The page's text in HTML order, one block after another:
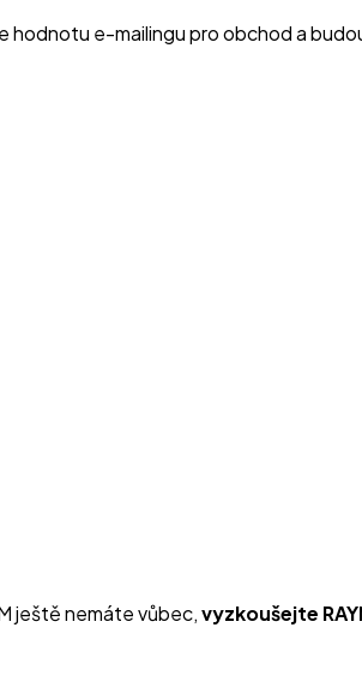
hodnotu e-mailingu pro obchod a
ještě nemáte vůbec,vyzkoušejte